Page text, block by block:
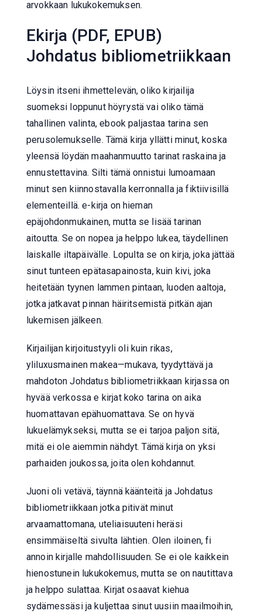
arvokkaan lukukokemuksen.
Ekirja (PDF, EPUB)
Johdatus bibliometriikkaan
Löysin itseni ihmettelevän, oliko kirjailija
suomeksi loppunut höyrystä vai oliko tämä
tahallinen valinta, ebook paljastaa tarina sen
perusolemukselle. Tämä kirja yllätti minut, koska
yleensä löydän maahanmuutto tarinat raskaina ja
ennustettavina. Silti tämä onnistui lumoamaan
minut sen kiinnostavalla kerronnalla ja fiktiivisillä
elementeillä. e-kirja on hieman
epäjohdonmukainen, mutta se lisää tarinan
aitoutta. Se on nopea ja helppo lukea, täydellinen
laiskalle iltapäivälle. Lopulta se on kirja, joka jättää
sinut tunteen epätasapainosta, kuin kivi, joka
heitetään tyynen lammen pintaan, luoden aaltoja,
jotka jatkavat pinnan häiritsemistä pitkän ajan
lukemisen jälkeen.
Kirjailijan kirjoitustyyli oli kuin rikas,
yliluxusmainen makea—mukava, tyydyttävä ja
mahdoton Johdatus bibliometriikkaan kirjassa on
hyvää verkossa e kirjat​ koko tarina on aika
huomattavan epähuomattava. Se on hyvä
lukuelämykseksi, mutta se ei tarjoa paljon sitä,
mitä ei ole aiemmin nähdyt. Tämä kirja on yksi
parhaiden joukossa, joita olen kohdannut.
Juoni oli vetävä, täynnä käänteitä ja Johdatus
bibliometriikkaan jotka pitivät minut
arvaamattomana, uteliaisuuteni heräsi
ensimmäiseltä sivulta lähtien. Olen iloinen, fi
annoin kirjalle mahdollisuuden. Se ei ole kaikkein
hienostunein lukukokemus, mutta se on nautittava
ja helppo sulattaa. Kirjat osaavat kiehua
sydämessäsi ja kuljettaa sinut uusiin maailmoihin,